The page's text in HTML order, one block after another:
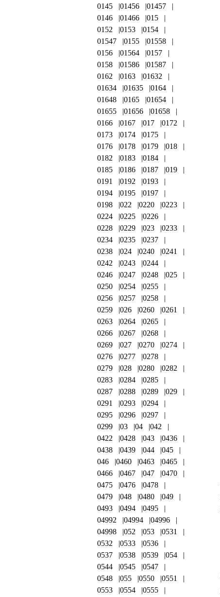
0145
01456
01457
0146
01466
015
0152
0153
0154
01547
0155
01558
0156
01564
0157
0158
01586
01587
0162
0163
01632
01634
01635
0164
01648
0165
01654
01655
01656
01658
0166
0167 017
0172
0173
0174
0175
0176
0178 0179
018
0182
0183
0184
0185
0186 0187
019
0191
0192
0193
0194
0195
0197
0198
022 0220
0223
0224
0225
0226
0228
0229 023
0233
0234
0235
0237
0238
024 0240
0241
0242
0243
0244
0246
0247 0248
025
0250
0254
0255
0256
0257
0258
0259
026 0260
0261
0263
0264
0265
0266
0267
0268
0269
027 0270
0274
0276
0277
0278
0279
028 0280
0282
0283
0284
0285
0287
0288 0289
029
0291
0293
0294
0295
0296
0297
0299
03 04
042
0422
0428 043
0436
0438
0439 044
045
046
0460 0463
0465
0466
0467 047
0470
0475
0476
0478
0479
048 0480
049
0493
0494
0495
04992
04994
04996
04998
052 053
0531
0532
0533
0536
0537
0538 0539
054
0544
0545
0547
0548
055 0550
0551
0553
0554
0555